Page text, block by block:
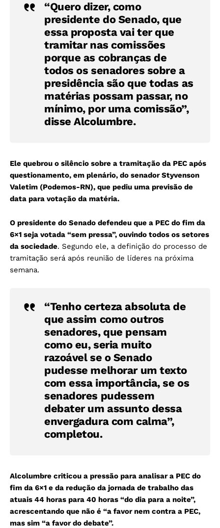
“Quero dizer, como
presidente do Senado, que
essa proposta vai ter que
tramitar nas comissões
porque as cobranças de
todos os senadores sobre a
presidência são que todas as
matérias possam passar, no
mínimo, por uma comissão”,
disse Alcolumbre.
Ele quebrou o silêncio sobre a tramitação da PEC após
questionamento, em plenário, do senador Styvenson
Valetim (Podemos-RN), que pediu uma previsão de
data para votação da matéria.
O presidente do Senado defendeu que a PEC do fim da
6×1 seja votada “sem pressa”, ouvindo todos os setores
da sociedade. Segundo ele, a definição do processo de
tramitação será após reunião de líderes na próxima
semana.
“Tenho certeza absoluta de
que assim como outros
senadores, que pensam
como eu, seria muito
razoável se o Senado
pudesse melhorar um texto
com essa importância, se os
senadores pudessem
debater um assunto dessa
envergadura com calma”,
completou.
Alcolumbre criticou a pressão para analisar a PEC do
fim da 6×1 e da redução da jornada de trabalho das
atuais 44 horas para 40 horas “do dia para a noite”,
acrescentando que não é “a favor nem contra a PEC,
mas sim “a favor do debate”.